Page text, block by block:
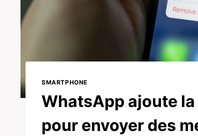
SMARTPHONE
WhatsApp ajoute
pour envoyer des